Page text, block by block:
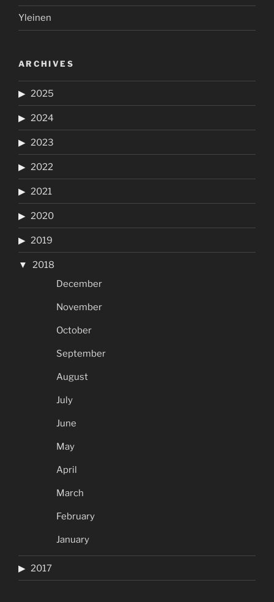
Yleinen
ARCHIVES
2025
2024
2023
2022
2021
2020
2019
2018
December
November
October
September
August
July
June
May
April
March
February
January
2017